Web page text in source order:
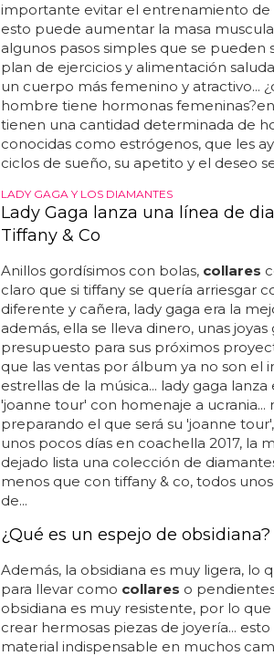
importante evitar el entrenamiento de
esto puede aumentar la masa
algunos pasos simples que se pueden
plan de ejercicios y alimentación
un cuerpo más femenino y atractivo...
hombre tiene hormonas
tienen una cantidad determinada de
conocidas como estrógenos, que les
ciclos de sueño, su apetito y el deseo
LADY GAGA Y LOS DIAMANTES
Lady Gaga lanza una línea de
Tiffany & Co
Anillos gordísimos con bolas, collares
claro que si tiffany se quería arriesgar
diferente y cañera, lady gaga era la
además, ella se lleva dinero, unas joyas
presupuesto para sus próximos
que las ventas por álbum ya no son el
estrellas de la música... lady gaga
'joanne tour' con homenaje a ucrania...
preparando el que será su 'joanne
unos pocos días en coachella 2017, la
dejado lista una colección de
menos que con tiffany & co, todos
de...
¿Qué es un espejo de obsidiana?
Además, la obsidiana es muy ligera, lo
para llevar como collares o
obsidiana es muy resistente, por lo
crear hermosas piezas de joyería...
material indispensable en muchos